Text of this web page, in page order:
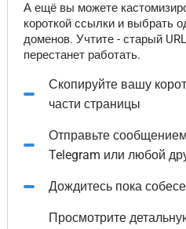
А ещё вы можете
короткой ссылки и выбрать
доменов. Учтите - старый
перестанет работать.
Скопируйте вашу
части страницы
Отправьте
Telegram или любой
Дождитесь пока
Просмотрите